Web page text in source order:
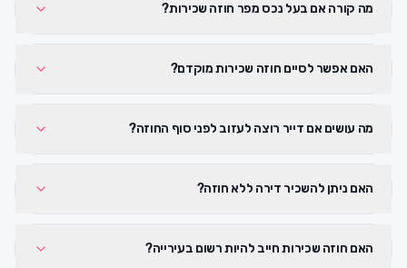
מה קורה אם בעל נכס מפר חוזה שכירות?
האם אפשר לסיים חוזה שכירות מוקדם?
מה עושים אם דייר רוצה לעזוב לפני סוף החוזה?
האם ניתן להשכיר דירה ללא חוזה?
האם חוזה שכירות חייב להיות רשום בעירייה?